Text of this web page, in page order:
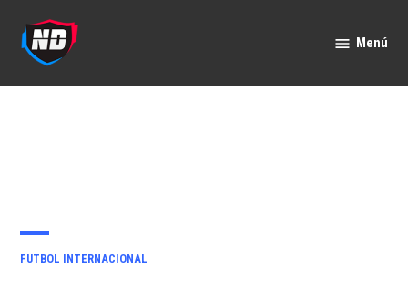
contenido
Menú
PUBLICADO
FUTBOL INTERNACIONAL